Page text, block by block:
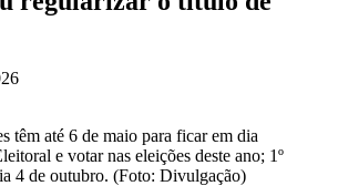
têm até 6 de maio para ficar em dia
e votar nas eleições deste ano; 1º
4 de outubro. (Foto: Divulgação)